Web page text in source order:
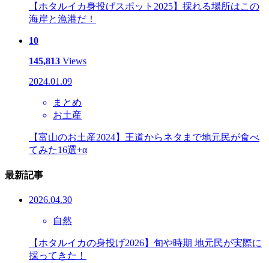
【ホタルイカ身投げスポット2025】採れる場所はこの
海岸と漁港だ！
10
145,813 Views
2024.01.09
まとめ
お土産
【富山のお土産2024】王道からネタまで地元民が食べ
てみた16選+α
最新記事
2026.04.30
自然
【ホタルイカの身投げ2026】旬や時期 地元民が実際に
採ってきた！